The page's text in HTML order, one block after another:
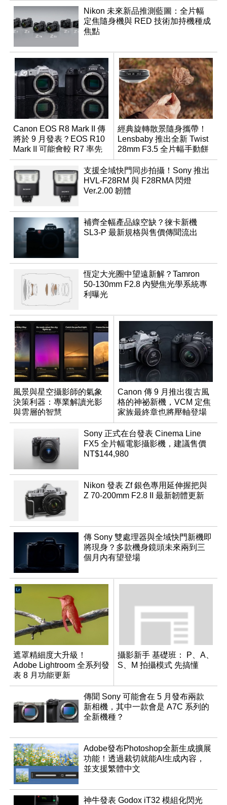
Nikon 未來新品推測藍圖：全片幅
定焦隨身機與 RED 技術加持機種成
焦點
Canon EOS R8 Mark II 傳
將於 9 月發表？EOS R10
Mark II 可能會較 R7 率先
推出
經典旋轉散景隨身攜帶！
Lensbaby 推出全新 Twist
28mm F3.5 全片幅手動餅
乾鏡
支援全域快門同步拍攝！Sony 推出
HVL-F28RM 與 F28RMA 閃燈
Ver.2.00 韌體
補齊全幅產品線空缺？徠卡新機
SL3-P 最新規格與售價傳聞流出
恆定大光圈中望遠新解？Tamron
50-130mm F2.8 內變焦光學系統專
利曝光
風景與星空攝影師的氣象
決策利器：專業解讀光影
與雲層的智慧
App「Atmos」登場
Canon 傳 9 月推出復古風
格的神祕新機，VCM 定焦
家族最終章也將壓軸登場
Sony 正式在台發表 Cinema Line
FX5 全片幅電影攝影機，建議售價
NT$144,980
Nikon 發表 Zf 銀色專用延伸握把與
Z 70-200mm F2.8 II 最新韌體更新
傳 Sony 雙處理器與全域快門新機即
將現身？多款機身鏡頭未來兩到三
個月內有望登場
遮罩精細度大升級！
Adobe Lightroom 全系列發
表 8 月功能更新
攝影新手 基礎班： P、A、
S、M 拍攝模式 先搞懂
傳聞 Sony 可能會在 5 月發布兩款
新相機，其中一款會是 A7C 系列的
全新機種？
Adobe發布Photoshop全新生成擴展
功能！透過裁切就能AI生成內容，
並支援繁體中文
神牛發表 Godox iT32 模組化閃光